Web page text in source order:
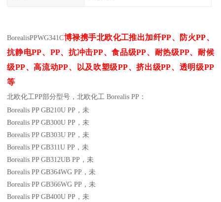
BorealisPPWG341C博禄携手北欧化工推出加纤PP、防火PP、
抗静电PP、 PP、抗冲击PP、食品级PP、耐热级PP、耐候
级PP、高流动PP、以及吹塑级PP、挤出级PP、透明级PP
等
北欧化工PP部分型号，北欧化工 Borealis PP：
Borealis PP GB210U PP ，未
Borealis PP GB300U PP ，未
Borealis PP GB303U PP ，未
Borealis PP GB311U PP ，未
Borealis PP GB312UB PP ，未
Borealis PP GB364WG PP ，未
Borealis PP GB366WG PP ，未
Borealis PP GB400U PP ，未